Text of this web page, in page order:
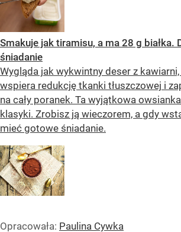
Smakuje jak tiramisu, a ma 28 g białka.
śniadanie
Wygląda jak wykwintny deser z
wspiera redukcję tkanki tłuszczowej i
na cały poranek. Ta wyjątkowa
klasyki. Zrobisz ją wieczorem, a gdy
mieć gotowe śniadanie.
Opracowała: Paulina Cywka